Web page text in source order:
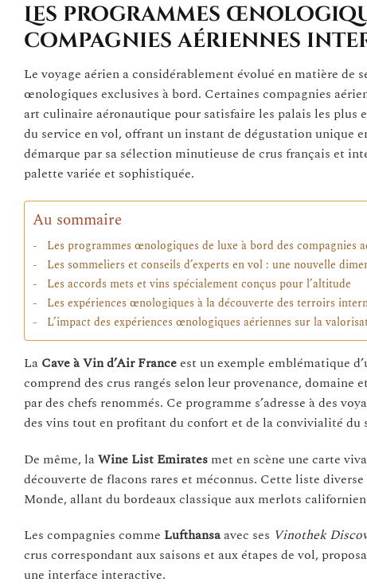
Les programmes
compagnies aériennes
Le voyage aérien a considérablement évolué en matière de
œnologiques exclusives à bord. Certaines compagnies
art culinaire aéronautique pour satisfaire les palais les plus
du service en vol, offrant un instant de dégustation unique
démarque par sa sélection minutieuse de crus français et
palette variée et sophistiquée.
Au sommaire
Les programmes œnologiques de luxe à bord des compagnies
Les sommeliers et conseils d’experts en vol : une nouvelle
Les accords mets et vins spécialement conçus pour l’altitude
Les expériences œnologiques à la découverte des terroirs
L’impact des expériences œnologiques aériennes sur la
La Cave à Vin d’Air Franceest un exemple emblématique
comprend des crus rangés selon leur provenance, domaine
par des chefs renommés. Ce programme s’adresse à des
des vins tout en profitant du confort et de la convivialité du
De même, laWine List Emirates met en scène une carte
découverte de flacons rares et méconnus. Cette liste
Monde, allant du bordeaux classique aux merlots
Les compagnies comme Lufthansaavec ses Vinothek
crus correspondant aux saisons et aux étapes de vol,
une interface interactive.